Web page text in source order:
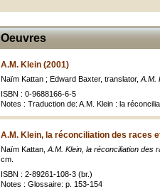
Oeuvres
A.M. Klein (2001)
Naïm Kattan ; Edward Baxter, translator, A.M.
ISBN : 0-9688166-6-5
Notes : Traduction de: A.M. Klein : la
A.M. Klein, la réconciliation des races
Naïm Kattan, A.M. Klein, la réconciliation des
cm.
ISBN : 2-89261-108-3 (br.)
Notes : Glossaire: p. 153-154